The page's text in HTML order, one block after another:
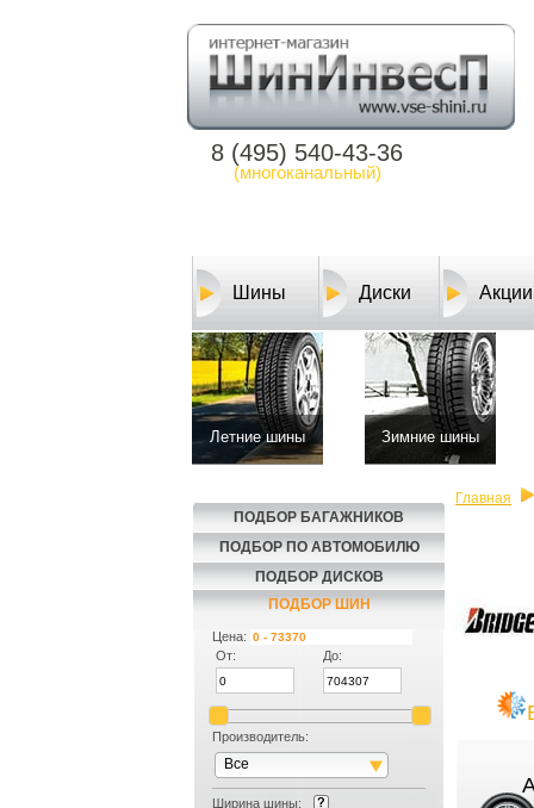
8 (495) 540-43-36
(многоканальный)
Шины Диски Акции
Летние шины Зимние шины
ПОДБОР БАГАЖНИКОВ
ПОДБОР ПО АВТОМОБИЛЮ
ПОДБОР ДИСКОВ
ПОДБОР ШИН
Цена:
От:
До:
Производитель:
Все
Ширина шины:
Главная